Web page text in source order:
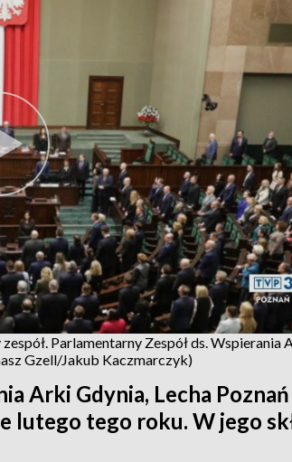
Parlamentarny Zespół ds. Wspierania
Gzell/Jakub Kaczmarczyk)
Arki Gdynia, Lecha
lutego tego roku. W jego